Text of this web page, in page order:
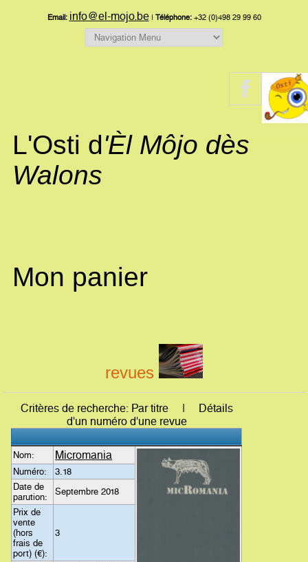
Email: info@el-mojo.be| Téléphone:+32 (0)498 29 99 60
L'Osti d'Èl Môjo dès
Walons
Mon panier
revues
Critères de recherche: Par titre | Détails
d'un numéro d'une revue
Nom: Micromania
Numéro:
3.18
Date de
parution:
Septembre 2018
Prix de
vente
(hors
frais de
port) (€):
3